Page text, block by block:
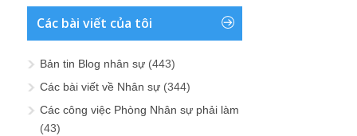
Các bài viết của tôi
Bản tin Blog nhân sự (443)
Các bài viết về Nhân sự (344)
Các công việc Phòng Nhân sự phải làm
(43)